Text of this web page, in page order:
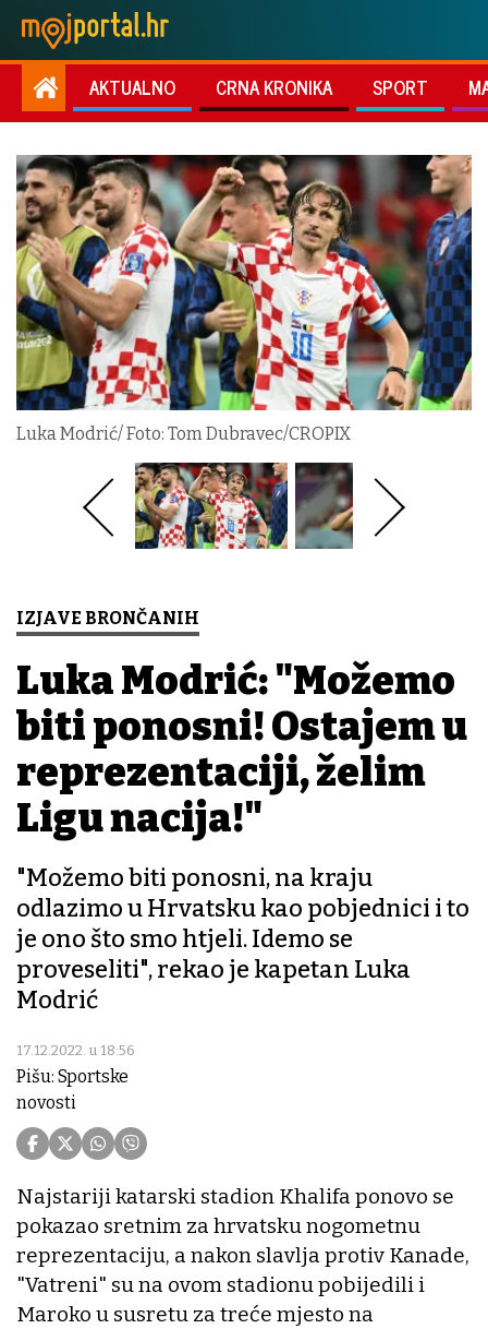
AKTUALNO CRNA KRONIKA SPORT
Luka Modrić/ Foto: Tom Dubravec/CROPIX
IZJAVE BRONČANIH
Luka Modrić: "Možemo
biti ponosni! Ostajem u
reprezentaciji, želim
Ligu nacija!"
"Možemo biti ponosni, na kraju
odlazimo u Hrvatsku kao pobjednici i to
je ono što smo htjeli. Idemo se
proveseliti", rekao je kapetan Luka
Modrić
17.12.2022. u 18:56
Pišu: Sportske
novosti
Najstariji katarski stadion Khalifa ponovo se
pokazao sretnim za hrvatsku nogometnu
reprezentaciju, a nakon slavlja protiv Kanade,
"Vatreni" su na ovom stadionu pobijedili i
Maroko u susretu za treće mjesto na